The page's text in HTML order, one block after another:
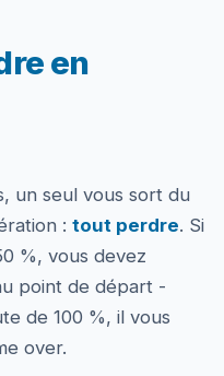
en
un seul vous sort du
: tout perdre. Si
%, vous devez
point de départ -
de 100 %, il vous
over.